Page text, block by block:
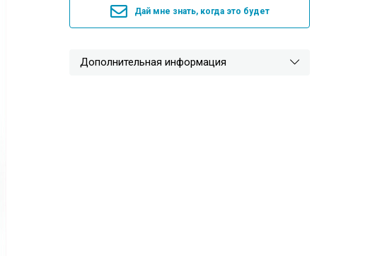
Дай мне знать, когда это будет
Дополнительная информация